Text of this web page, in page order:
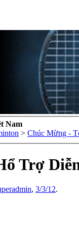
Nam
>
Trợ
, 3/3/12.